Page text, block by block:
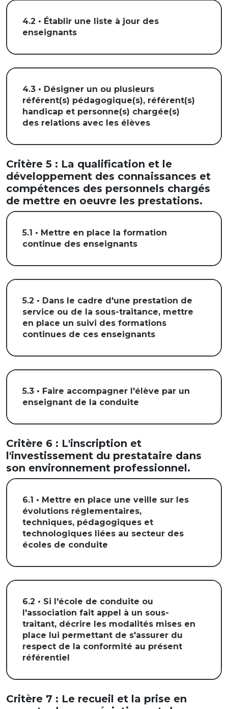
4.2 • Établir une liste à jour des
enseignants
4.3 • Désigner un ou plusieurs
référent(s) pédagogique(s), référent(s)
handicap et personne(s) chargée(s)
des relations avec les élèves
Critère 5 : La qualification et le
développement des connaissances et
compétences des personnels chargés
de mettre en oeuvre les prestations.
5.1 • Mettre en place la formation
continue des enseignants
5.2 • Dans le cadre d'une prestation de
service ou de la sous-traitance, mettre
en place un suivi des formations
continues de ces enseignants
5.3 • Faire accompagner l'élève par un
enseignant de la conduite
Critère 6 : L'inscription et
l'investissement du prestataire dans
son environnement professionnel.
6.1 • Mettre en place une veille sur les
évolutions réglementaires,
techniques, pédagogiques et
technologiques liées au secteur des
écoles de conduite
6.2 • Si l'école de conduite ou
l'association fait appel à un sous-
traitant, décrire les modalités mises en
place lui permettant de s'assurer du
respect de la conformité au présent
référentiel
Critère 7 : Le recueil et la prise en